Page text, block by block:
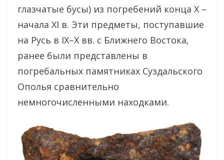
глазчатые бусы) из погребений конца X –
начала XI в. Эти предметы, поступавшие
на Русь в IX–X вв. с Ближнего Востока,
ранее были представлены в
погребальных памятниках Суздальского
Ополья сравнительно
немногочисленными находками.